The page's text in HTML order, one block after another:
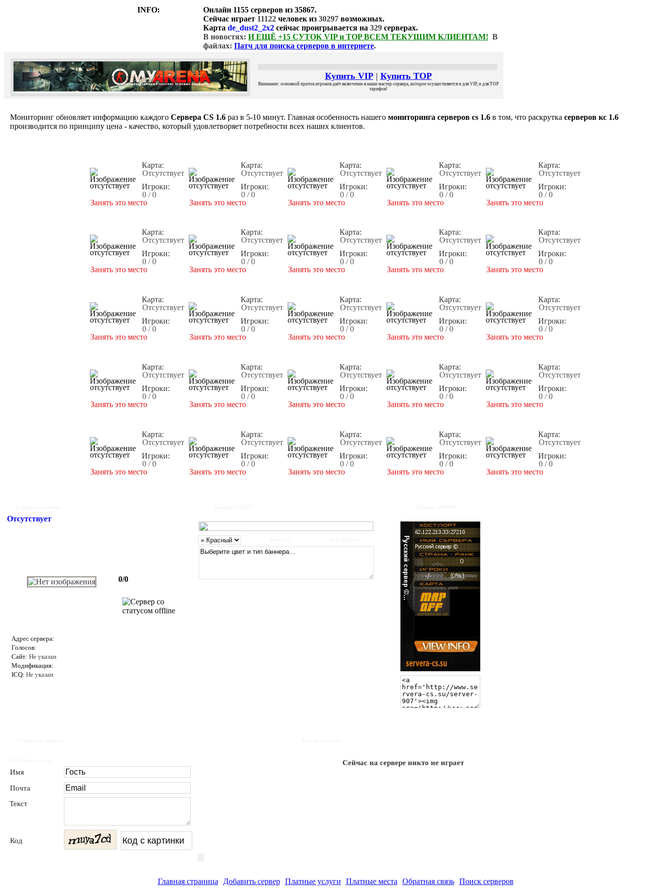
INFO: Онлайн 1155 серверов из 35867.
Сейчас играет 11122 человек из 30297 возможных.
Карта de_dust2_2x2 сейчас проигрывается на 329 серверах.
В новостях: И ЕЩЁ +15 СУТОК VIP и TOP ВСЕМ ТЕКУЩИМ КЛИЕНТАМ! В
файлах: Патч для поиска серверов в интернете.
Купить VIP| Купить TOP
Внимание: основной приток игроков даёт включение в наши мастер-сервера, которое осуществляется и для VIP, и для TOP
тарифов!
Мониторинг обновляет информацию каждого Сервера CS 1.6 раз в 5-10 минут. Главная особенность нашего мониторинга серверов cs 1.6 в том, что раскрутка серверов кс 1.6
производится по принципу цена - качество, который удовлетворяет потребности всех наших клиентов.
Карта:
Отсутствует
Игроки:
0 / 0
Занять это место
Карта:
Отсутствует
Игроки:
0 / 0
Занять это место
Карта:
Отсутствует
Игроки:
0 / 0
Занять это место
Карта:
Отсутствует
Игроки:
0 / 0
Занять это место
Карта:
Отсутствует
Игроки:
0 / 0
Занять это место
Карта:
Отсутствует
Игроки:
0 / 0
Занять это место
Карта:
Отсутствует
Игроки:
0 / 0
Занять это место
Карта:
Отсутствует
Игроки:
0 / 0
Занять это место
Карта:
Отсутствует
Игроки:
0 / 0
Занять это место
Карта:
Отсутствует
Игроки:
0 / 0
Занять это место
Карта:
Отсутствует
Игроки:
0 / 0
Занять это место
Карта:
Отсутствует
Игроки:
0 / 0
Занять это место
Карта:
Отсутствует
Игроки:
0 / 0
Занять это место
Карта:
Отсутствует
Игроки:
0 / 0
Занять это место
Карта:
Отсутствует
Игроки:
0 / 0
Занять это место
Карта:
Отсутствует
Игроки:
0 / 0
Занять это место
Карта:
Отсутствует
Игроки:
0 / 0
Занять это место
Карта:
Отсутствует
Игроки:
0 / 0
Занять это место
Карта:
Отсутствует
Игроки:
0 / 0
Занять это место
Карта:
Отсутствует
Игроки:
0 / 0
Занять это место
Карта:
Отсутствует
Игроки:
0 / 0
Занять это место
Карта:
Отсутствует
Игроки:
0 / 0
Занять это место
Карта:
Отсутствует
Игроки:
0 / 0
Занять это место
Карта:
Отсутствует
Игроки:
0 / 0
Занять это место
Карта:
Отсутствует
Игроки:
0 / 0
Занять это место
Отсутствует
0/0
Адрес сервера:
Голосов:
Сайт: Не указан
Модификация:
ICQ: Не указан
Имя
Почта
Текст
Код
Сейчас на сервере никто не играет
Главная страница Добавить сервер Платные услуги Платные места Обратная связь Поиск серверов